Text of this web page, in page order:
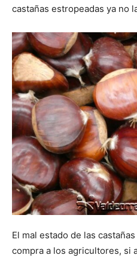
castañas estropeadas ya no
El mal estado de las
compra a los agricultores, si